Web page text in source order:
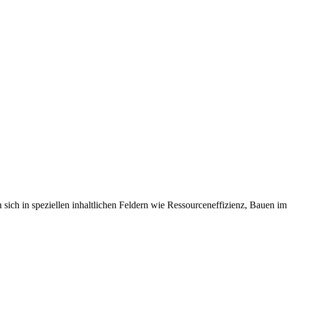
in speziellen inhaltlichen Feldern wie Ressourceneffizienz, Bauen im